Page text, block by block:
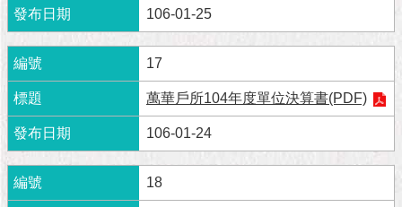
隱
私
權
及
資
訊
安
政
策
106-01-25
17
萬華戶所104年度單位決算書(PDF)
106-01-24
18